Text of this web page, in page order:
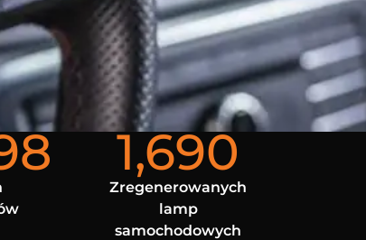
1,690
Zregenerowanych
lamp
samochodowych